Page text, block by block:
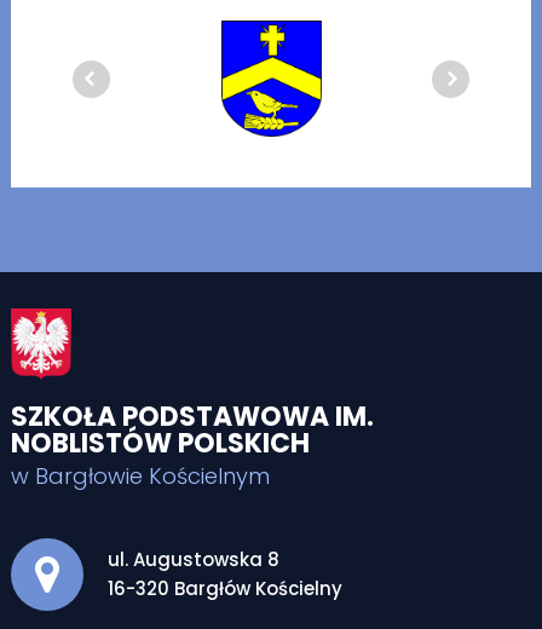
SZKOŁA PODSTAWOWA IM.
NOBLISTÓW POLSKICH
w Bargłowie Kościelnym
Adres pocztowy:
ul. Augustowska 8
16-320 Bargłów Kościelny